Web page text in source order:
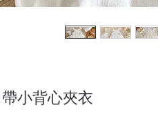
小背心夾衣